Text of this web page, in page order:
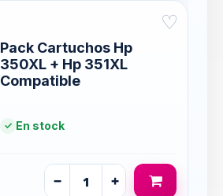
♡
Pack Cartuchos Hp
350XL + Hp 351XL
Compatible
En stock
− +